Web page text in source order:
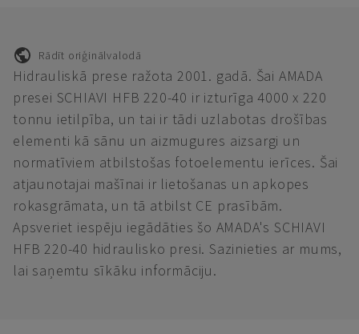
Rādīt oriģinālvalodā
Hidrauliskā prese ražota 2001. gadā. Šai AMADA
presei SCHIAVI HFB 220-40 ir izturīga 4000 x 220
tonnu ietilpība, un tai ir tādi uzlabotas drošības
elementi kā sānu un aizmugures aizsargi un
normatīviem atbilstošas fotoelementu ierīces. Šai
atjaunotajai mašīnai ir lietošanas un apkopes
rokasgrāmata, un tā atbilst CE prasībām.
Apsveriet iespēju iegādāties šo AMADA's SCHIAVI
HFB 220-40 hidraulisko presi. Sazinieties ar mums,
lai saņemtu sīkāku informāciju.